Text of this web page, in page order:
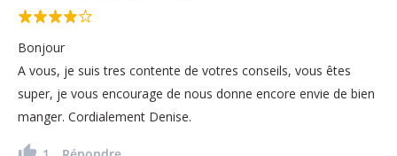
Bonjour
A vous, je suis tres contente de votres conseils, vous êtes
super, je vous encourage de nous donne encore envie de bien
manger. Cordialement Denise.